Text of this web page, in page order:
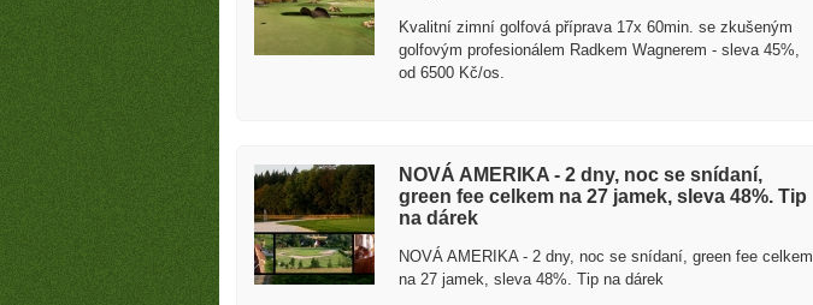
Kvalitní zimní golfová příprava 17x 60min. se zkušeným
golfovým profesionálem Radkem Wagnerem - sleva 45%,
od 6500 Kč/os.
NOVÁ AMERIKA - 2 dny, noc se snídaní,
green fee celkem na 27 jamek, sleva 48%. Tip
na dárek
NOVÁ AMERIKA - 2 dny, noc se snídaní, green fee celkem
na 27 jamek, sleva 48%. Tip na dárek